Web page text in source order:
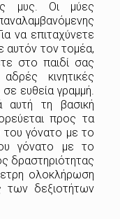
μυς. Οι μύες
να επιταχύνετε
αυτόν τον τομέα,
στο παιδί σας
κινητικές
ευθεία γραμμή.
αυτή τη βασική
προς τα
γόνατο με το
γόνατο με το
δραστηριότητας
ολοκλήρωση
των δεξιοτήτων